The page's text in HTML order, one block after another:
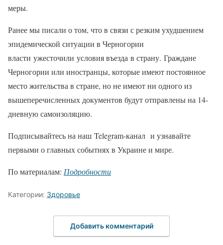
меры.
Ранее мы писали о том, что в связи с резким ухудшением
эпидемической ситуации в Черногории
власти ужесточили условия въезда в страну. Граждане
Черногории или иностранцы, которые имеют постоянное
место жительства в стране, но не имеют ни одного из
вышеперечисленных документов будут отправлены на 14-
дневную самоизоляцию.
Подписывайтесь на наш Telegram-канал и узнавайте
первыми о главных событиях в Украине и мире.
По материалам: Подробности
Категории: Здоровье
Добавить комментарий